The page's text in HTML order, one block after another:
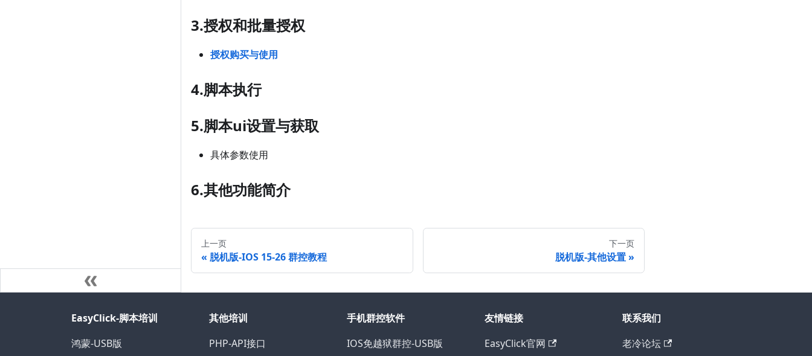
3.授权和批量授权
授权购买与使用
4.脚本执行
5.脚本ui设置与获取
具体参数使用
6.其他功能简介
上一页
脱机版-IOS 15-26 群控教程
下一页
脱机版-其他设置
EasyClick-脚本培训
鸿蒙-USB版
其他培训
PHP-API接口
手机群控软件
IOS免越狱群控-USB版
友情链接
EasyClick官网
联系我们
老冷论坛